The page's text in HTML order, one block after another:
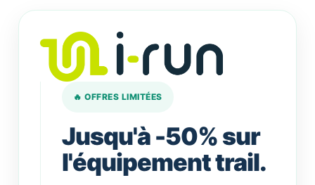
🔥 OFFRES LIMITÉES
Jusqu'à -50% sur
l'équipement trail.